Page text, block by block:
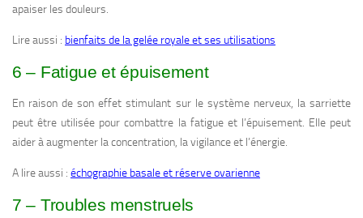
apaiser les douleurs.
Lire aussi : bienfaits de la gelée royale et ses utilisations
6 – Fatigue et épuisement
En raison de son effet stimulant sur le système nerveux, la sarriette
peut être utilisée pour combattre la fatigue et l’épuisement. Elle peut
aider à augmenter la concentration, la vigilance et l’énergie.
A lire aussi : échographie basale et réserve ovarienne
7 – Troubles menstruels